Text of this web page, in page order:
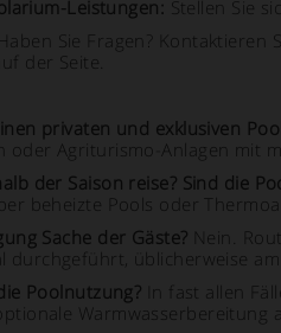
Leistungen: Stellen Sie
Haben Sie Fragen?
der Seite.
privaten und exklusiven
oder Agriturismo-Anlagen mit
der Saison reise? Sind die
beheizte Pools oder
Sache der Gäste? Nein.
durchgeführt, üblicherweise
Poolnutzung? In fast allen
Warmwasserbereitung